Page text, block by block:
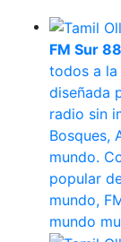
FM Sur
todos a la
diseñada
radio sin
Bosques,
mundo.
popular
mundo,
mundo